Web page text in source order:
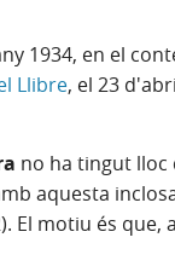
1934, en el
Llibre, el 23
no ha tingut lloc
aquesta
El motiu és que,